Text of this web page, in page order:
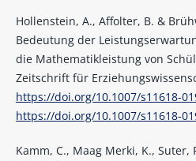
Hollenstein, A., Affolter, B. &
Bedeutung der
die Mathematikleistung von
Zeitschrift für
https://doi.org/10.1007/s11618-
https://doi.org/10.1007/s11618-
Kamm, C., Maag Merki, K., Suter,